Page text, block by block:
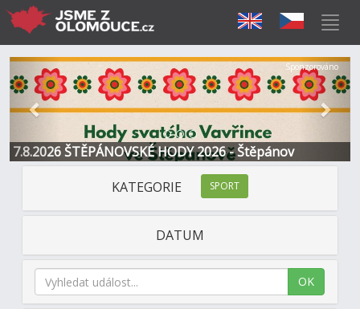
7.8.2026 ŠTĚPÁNOVSKÉ HODY 2026 - Štěpánov
Předchozí Další
Sponzorováno
KATEGORIE SPORT
DATUM
OK